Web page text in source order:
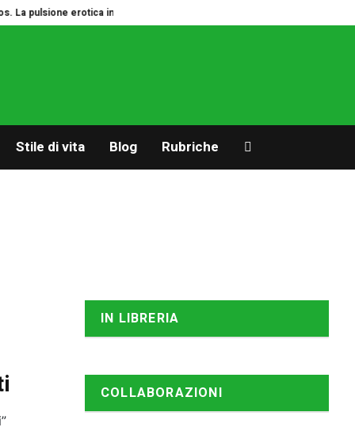
erotica in estate
Stile di vita Blog Rubriche
IN LIBRERIA
COLLABORAZIONI